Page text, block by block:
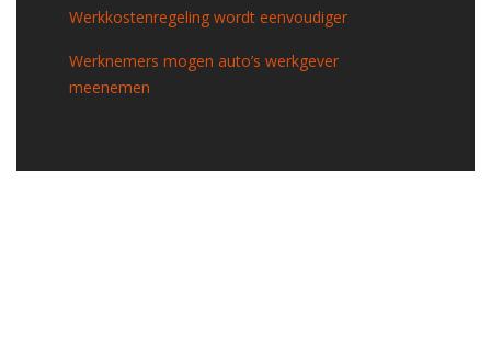
Werkkostenregeling wordt eenvoudiger
Werknemers mogen auto’s werkgever
meenemen